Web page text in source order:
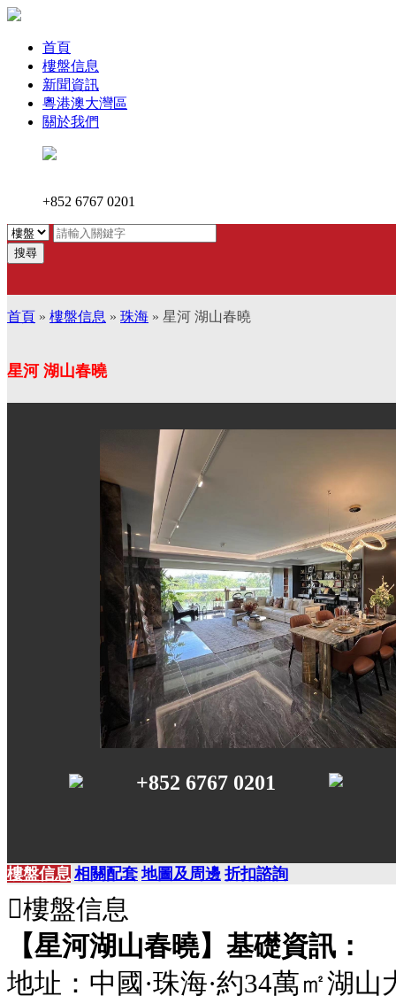
首頁
樓盤信息
新聞資訊
粵港澳大灣區
關於我們
+852 6767 0201
搜尋
首頁 » 樓盤信息 » 珠海 » 星河 湖山春曉
星河 湖山春曉
+852 6767 0201
價格：78萬起
珠海市
樓盤信息 相關配套 地圖及周邊 折扣諮詢
樓盤信息
【星河湖山春曉】基礎資訊：
地址：中國·珠海·約34萬㎡湖山